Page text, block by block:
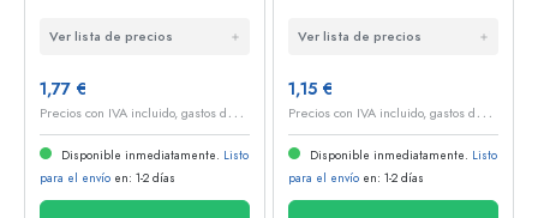
Ver lista de precios
1,77 €
P
recios con IVA incluido, gastos de envío excluidos
Disponible inmediatamente. Listo
para el envío en: 1-2 días
31,5
Ver lista de precios
1,15 €
P
recios con IVA incluido, gastos de envío excluidos
Disponible inmediatamente. Listo
para el envío en: 1-2 días